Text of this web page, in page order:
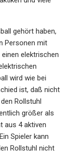
gehört haben,
Personen mit
elektrischen
wird wie bei
ist, daß nicht
Rollstuhl
größer als
aus 4 aktiven
Spieler kann
Rollstuhl nicht